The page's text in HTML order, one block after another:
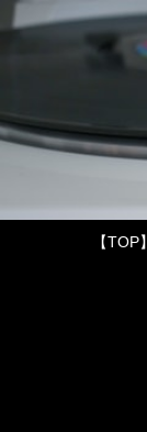
【TOP】